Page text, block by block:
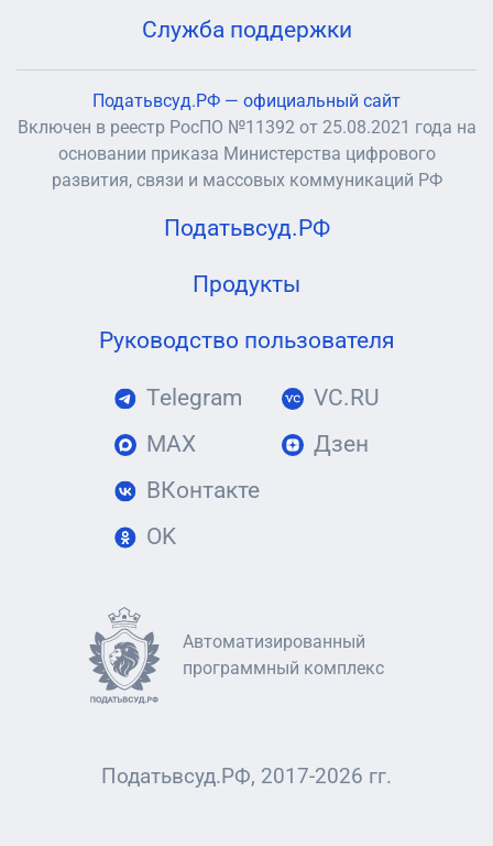
Служба поддержки
Податьвсуд.РФ — официальный сайт
Включен в реестр РосПО №11392 от 25.08.2021 года на
основании приказа Министерства цифрового
развития, связи и массовых коммуникаций РФ
Податьвсуд.РФ
Продукты
Руководство пользователя
Telegram
MAX
ВКонтакте
OK
VC.RU
Дзен
Автоматизированный
программный комплекс
Податьвсуд.РФ, 2017-2026 гг.